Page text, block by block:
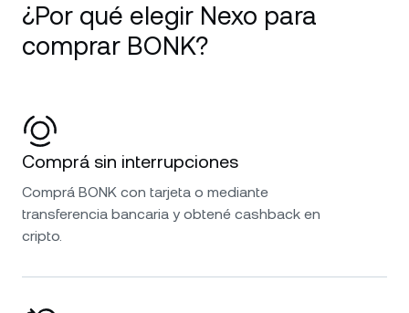
¿Por qué elegir Nexo para
comprar BONK?
Comprá sin interrupciones
Comprá BONK con tarjeta o mediante
transferencia bancaria y obtené cashback en
cripto.